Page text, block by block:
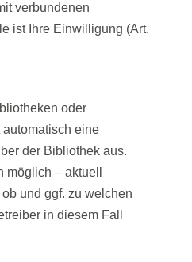
verbundenen
ist Ihre Einwilligung (Art.
oder
eine
der Bibliothek aus.
möglich – aktuell
und ggf. zu welchen
in diesem Fall